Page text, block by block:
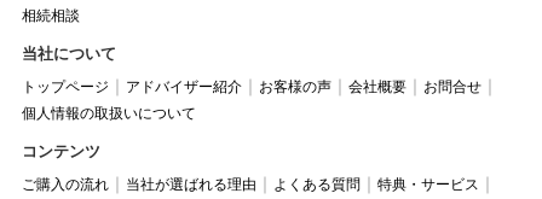
相続相談
当社について
トップページ アドバイザー紹介 お客様の声 会社概要
お問合せ
個人情報の取扱いについて
コンテンツ
ご購入の流れ 当社が選ばれる理由 よくある質問
特典・サービス